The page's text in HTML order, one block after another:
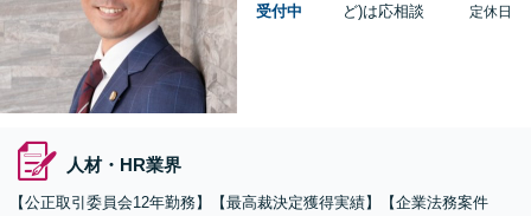
受付中
ど)は応相談
定休日
人材・HR業界
【公正取引委員会12年勤務】【最高裁決定獲得実績】【企業法務案件